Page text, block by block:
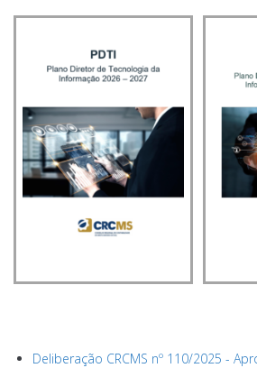
Deliberação CRCMS nº 110/2025 -